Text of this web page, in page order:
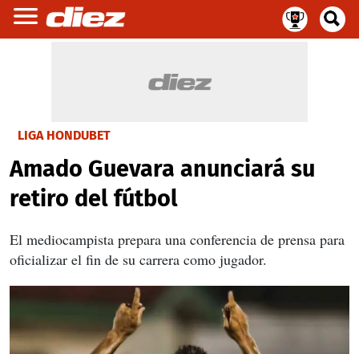
LIGA HONDUBET
Amado Guevara anunciará su
retiro del fútbol
El mediocampista prepara una conferencia de prensa para
oficializar el fin de su carrera como jugador.